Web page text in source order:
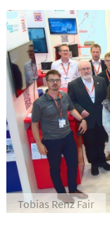
Tobias Renz Fair